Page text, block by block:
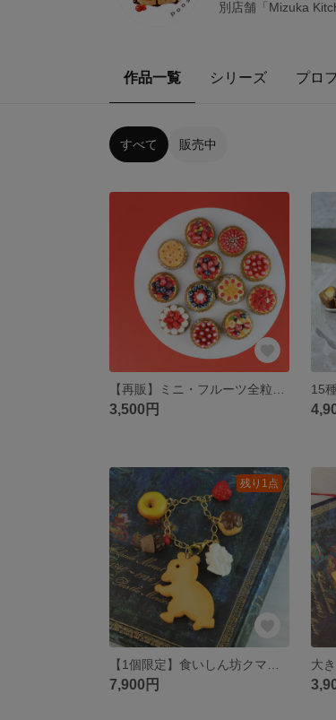
別店舗「Mizuka
作品一覧 シリーズ プロ
すべて 販売中
3,500円
残り1点
7,900円